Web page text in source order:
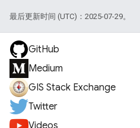
最后更新时间 (UTC)：2025-07-29。
GitHub
Medium
GIS Stack Exchange
Twitter
Videos